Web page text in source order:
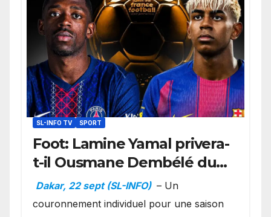
SL-INFO TV SPORT
Foot: Lamine Yamal privera-
t-il Ousmane Dembélé du
Ballon d’or ?
Dakar, 22 sept (SL-INFO) – Un
couronnement individuel pour une saison